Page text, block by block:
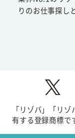
りのお仕事探し
「リゾバ」「リ
有する登録商標で